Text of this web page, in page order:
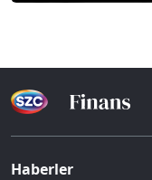
Haberler